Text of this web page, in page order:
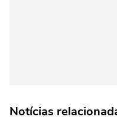
Notícias